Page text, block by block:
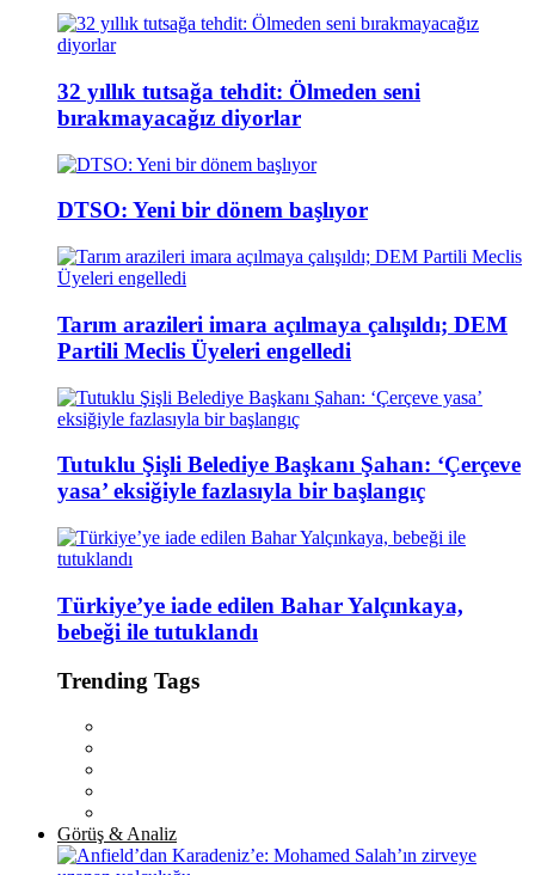
32 yıllık tutsağa tehdit: Ölmeden seni
bırakmayacağız diyorlar
DTSO: Yeni bir dönem başlıyor
Tarım arazileri imara açılmaya çalışıldı; DEM
Partili Meclis Üyeleri engelledi
Tutuklu Şişli Belediye Başkanı Şahan: ‘Çerçeve
yasa’ eksiğiyle fazlasıyla bir başlangıç
Türkiye’ye iade edilen Bahar Yalçınkaya,
bebeği ile tutuklandı
Trending Tags
Görüş & Analiz